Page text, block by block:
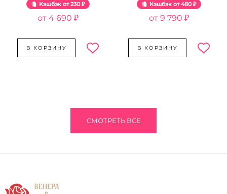
Кэшбэк 230 ₽
4 690 ₽
В КОРЗИНУ
Кэшбэк 480 ₽
9 790 ₽
В КОРЗИНУ
СМОТРЕТЬ ВСЕ